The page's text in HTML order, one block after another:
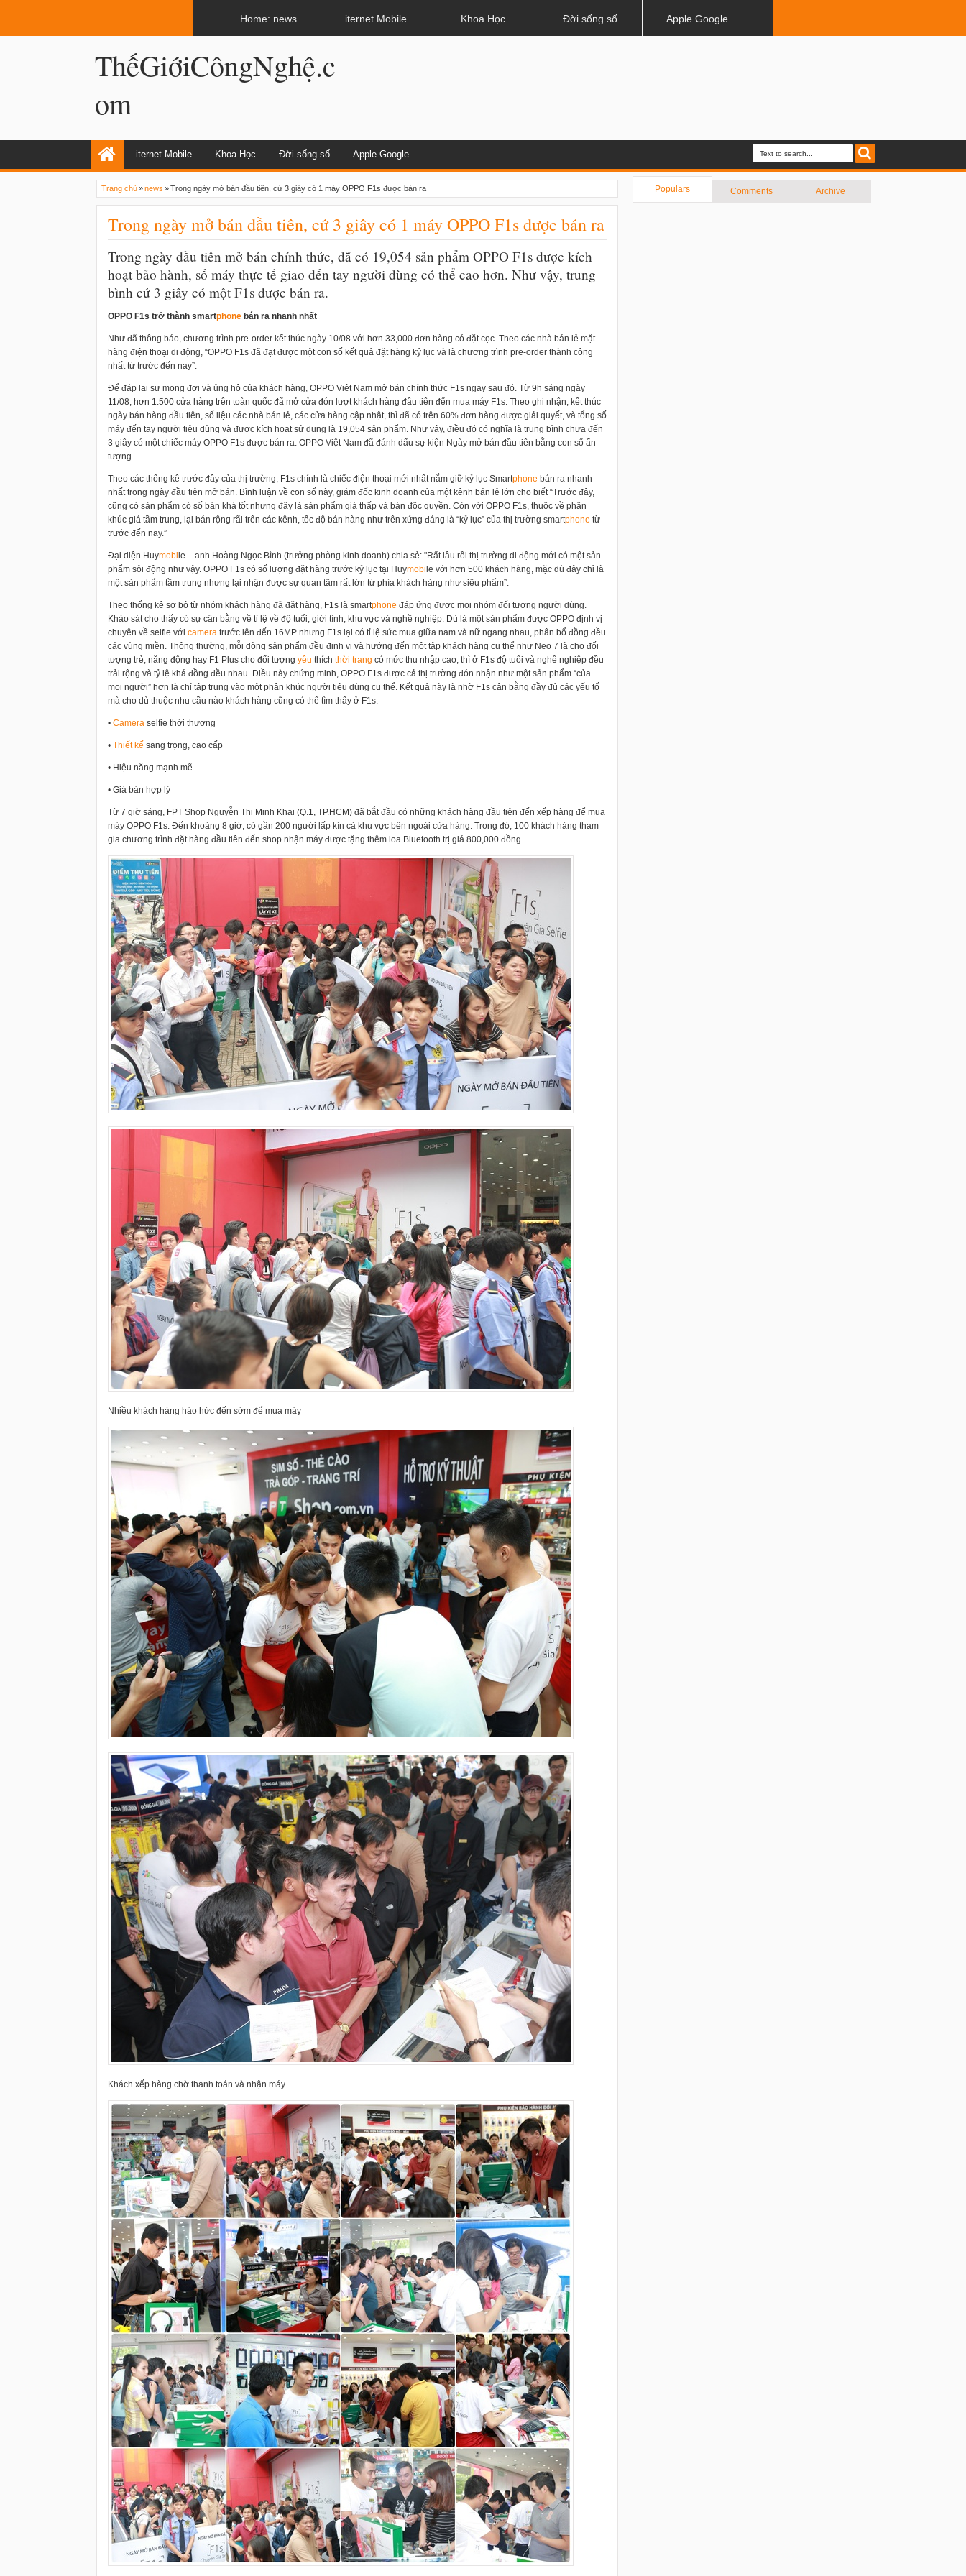
ThếGiớiCôngNghệ.c
om
iternet Mobile Khoa Học Đời sống số Apple Google
Populars Comments Archive
Trang chủ»news »Trong ngày mở bán đầu tiên, cứ 3 giây có 1 máy OPPO F1s được bán ra
Trong ngày mở bán đầu tiên, cứ 3 giây có 1 máy OPPO F1s được bán ra
Trong ngày đầu tiên mở bán chính thức, đã có 19,054 sản phẩm OPPO F1s được kích
hoạt bảo hành, số máy thực tế giao đến tay người dùng có thể cao hơn. Như vậy, trung
bình cứ 3 giây có một F1s được bán ra.
OPPO F1s trở thành smartphone bán ra nhanh nhất
Như đã thông báo, chương trình pre-order kết thúc ngày 10/08 với hơn 33,000 đơn hàng có đặt cọc. Theo các nhà bán lẻ mặt
hàng điện thoại di động, “OPPO F1s đã đạt được một con số kết quả đặt hàng kỷ lục và là chương trình pre-order thành công
nhất từ trước đến nay”.
Để đáp lại sự mong đợi và ủng hộ của khách hàng, OPPO Việt Nam mở bán chính thức F1s ngay sau đó. Từ 9h sáng ngày
11/08, hơn 1.500 cửa hàng trên toàn quốc đã mở cửa đón lượt khách hàng đầu tiên đến mua máy F1s. Theo ghi nhận, kết thúc
ngày bán hàng đầu tiên, số liệu các nhà bán lẻ, các cửa hàng cập nhật, thì đã có trên 60% đơn hàng được giải quyết, và tổng số
máy đến tay người tiêu dùng và được kích hoạt sử dụng là 19,054 sản phẩm. Như vậy, điều đó có nghĩa là trung bình chưa đến
3 giây có một chiếc máy OPPO F1s được bán ra. OPPO Việt Nam đã đánh dấu sự kiện Ngày mở bán đầu tiên bằng con số ấn
tượng.
Theo các thống kê trước đây của thị trường, F1s chính là chiếc điện thoại mới nhất nắm giữ kỷ lục Smartphone bán ra nhanh
nhất trong ngày đầu tiên mở bán. Bình luận về con số này, giám đốc kinh doanh của một kênh bán lẻ lớn cho biết “Trước đây,
cũng có sản phẩm có số bán khá tốt nhưng đây là sản phẩm giá thấp và bán độc quyền. Còn với OPPO F1s, thuộc về phân
khúc giá tầm trung, lại bán rộng rãi trên các kênh, tốc độ bán hàng như trên xứng đáng là “kỷ lục” của thị trường smartphone từ
trước đến nay.”
Đại diện Huymobi le – anh Hoàng Ngọc Bình (trưởng phòng kinh doanh) chia sẻ: "Rất lâu rồi thị trường di động mới có một sản
phẩm sôi động như vậy. OPPO F1s có số lượng đặt hàng trước kỷ lục tại Huymobi le với hơn 500 khách hàng, mặc dù đây chỉ là
một sản phẩm tầm trung nhưng lại nhận được sự quan tâm rất lớn từ phía khách hàng như siêu phẩm”.
Theo thống kê sơ bộ từ nhóm khách hàng đã đặt hàng, F1s là smartphone đáp ứng được mọi nhóm đối tượng người dùng.
Khảo sát cho thấy có sự cân bằng về tỉ lệ về độ tuổi, giới tính, khu vực và nghề nghiệp. Dù là một sản phẩm được OPPO định vị
chuyên về selfie với camera trước lên đến 16MP nhưng F1s lại có tỉ lệ sức mua giữa nam và nữ ngang nhau, phân bổ đồng đều
các vùng miền. Thông thường, mỗi dòng sản phẩm đều định vị và hướng đến một tập khách hàng cụ thể như Neo 7 là cho đối
tượng trẻ, năng động hay F1 Plus cho đối tượng yêu thích thời trang có mức thu nhập cao, thì ở F1s độ tuổi và nghề nghiệp đều
trải rộng và tỷ lệ khá đồng đều nhau. Điều này chứng minh, OPPO F1s được cả thị trường đón nhận như một sản phẩm “của
mọi người” hơn là chỉ tập trung vào một phân khúc người tiêu dùng cụ thể. Kết quả này là nhờ F1s cân bằng đầy đủ các yếu tố
mà cho dù thuộc nhu cầu nào khách hàng cũng có thể tìm thấy ở F1s:
• Camera selfie thời thượng
• Thiết kế sang trọng, cao cấp
• Hiệu năng mạnh mẽ
• Giá bán hợp lý
Từ 7 giờ sáng, FPT Shop Nguyễn Thị Minh Khai (Q.1, TP.HCM) đã bắt đầu có những khách hàng đầu tiên đến xếp hàng để mua
máy OPPO F1s. Đến khoảng 8 giờ, có gần 200 người lấp kín cả khu vực bên ngoài cửa hàng. Trong đó, 100 khách hàng tham
gia chương trình đặt hàng đầu tiên đến shop nhận máy được tặng thêm loa Bluetooth trị giá 800,000 đồng.
Nhiều khách hàng háo hức đến sớm để mua máy
Khách xếp hàng chờ thanh toán và nhận máy
Home: news iternet Mobile Khoa Học Đời sống số Apple Google